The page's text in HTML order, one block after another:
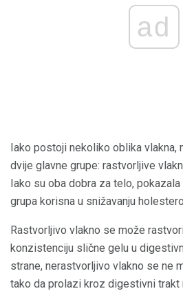
ad
Iako postoji nekoliko oblika vlakna,
dvije glavne grupe: rastvorljive
Iako su oba dobra za telo,
grupa korisna u snižavanju
Rastvorljivo vlakno se može
konzistenciju slične gelu u
strane, nerastvorljivo vlakno se ne
tako da prolazi kroz digestivni trakt